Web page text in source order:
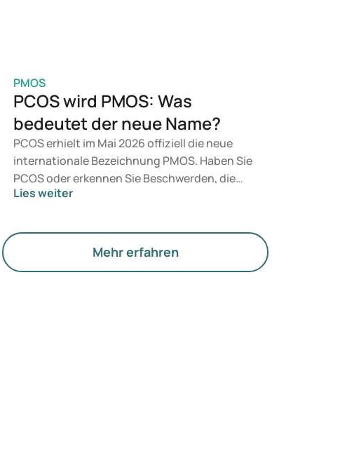
PMOS
PCOS wird PMOS: Was
bedeutet der neue Name?
PCOS erhielt im Mai 2026 offiziell die neue
internationale Bezeichnung PMOS. Haben Sie
PCOS oder erkennen Sie Beschwerden, die
darauf hindeuten könnten? Medizinisch
legt jedoch mehr Gewicht auf Hormone, den
Stoffwechsel und die Funktion der Eierstöcke.
Lies weiter
Mehr erfahren